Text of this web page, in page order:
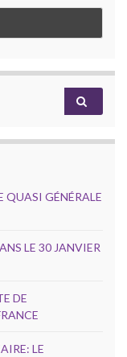
QUASI GÉNÉRALE
LE 30 JANVIER
DE
LE